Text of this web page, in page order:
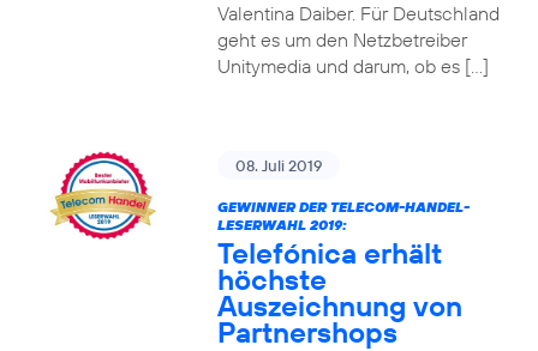
Valentina Daiber. Für Deutschland
geht es um den Netzbetreiber
Unitymedia und darum, ob es […]
08. Juli 2019
GEWINNER DER TELECOM-HANDEL-
LESERWAHL 2019:
Telefónica erhält
höchste
Auszeichnung von
Partnershops